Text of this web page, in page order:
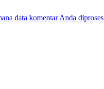
data komentar Anda diproses